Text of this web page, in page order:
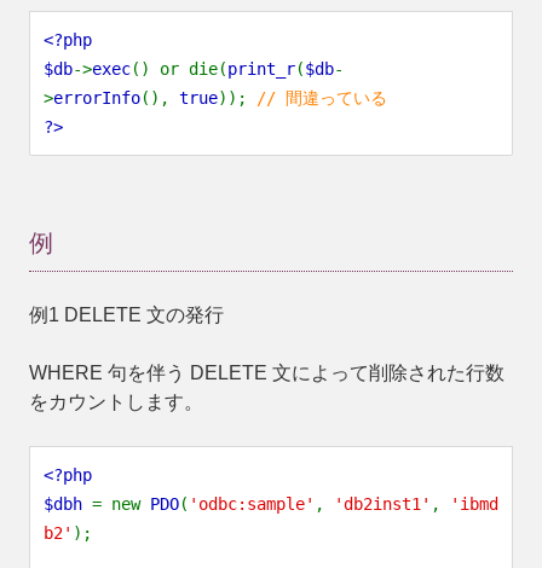
<?php
$db->exec() or die(print_r($db-
>errorInfo(), true));
// 間違っている
?>
例
例1 DELETE 文の発行
WHERE 句を伴う DELETE 文によって削除された行数
をカウントします。
<?php
$dbh = new PDO( 'odbc:sample' , 'db2inst1' ,
'ibmd
b2' );